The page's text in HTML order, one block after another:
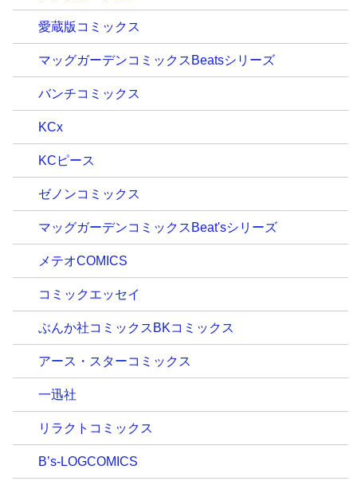
愛蔵版コミックス
マッグガーデンコミックスBeatsシリーズ
バンチコミックス
KCx
KCピース
ゼノンコミックス
マッグガーデンコミックスBeat'sシリーズ
メテオCOMICS
コミックエッセイ
ぶんか社コミックスBKコミックス
アース・スターコミックス
一迅社
リラクトコミックス
B’s-LOGCOMICS